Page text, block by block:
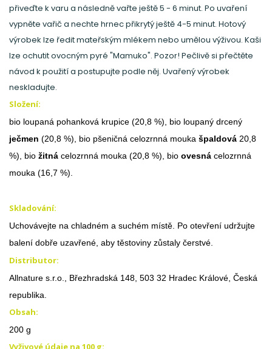
přiveďte k varu a následně vařte ještě 5 - 6 minut. Po uvaření
vypněte vařič a nechte hrnec přikrytý ještě 4-5 minut. Hotový
výrobek lze ředit mateřským mlékem nebo umělou výživou. Kaši
lze ochutit ovocným pyré "Mamuko". Pozor! Pečlivě si přečtěte
návod k použití a postupujte podle něj. Uvařený výrobek
neskladujte.
Složení:
bio loupaná pohanková krupice (20,8 %), bio loupaný drcený
ječmen (20,8 %), bio pšeničná celozrnná mouka špaldová 20,8
%), bio žitná celozrnná mouka (20,8 %), bio ovesná celozrnná
mouka (16,7 %).
Skladování:
Uchovávejte na chladném a suchém místě. Po otevření udržujte
balení dobře uzavřené, aby těstoviny zůstaly čerstvé.
Distributor:
Allnature s.r.o., Březhradská 148, 503 32 Hradec Králové, Česká
republika.
Obsah:
200 g
Vyživové údaje na 100 g: